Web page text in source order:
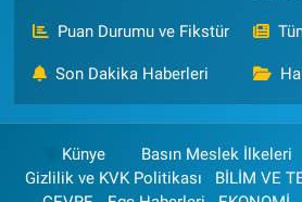
Puan Durumu ve Fikstür
Son Dakika Haberleri
Künye Basın Meslek İlkeleri
Gizlilik ve KVK Politikası
BİLİM VE